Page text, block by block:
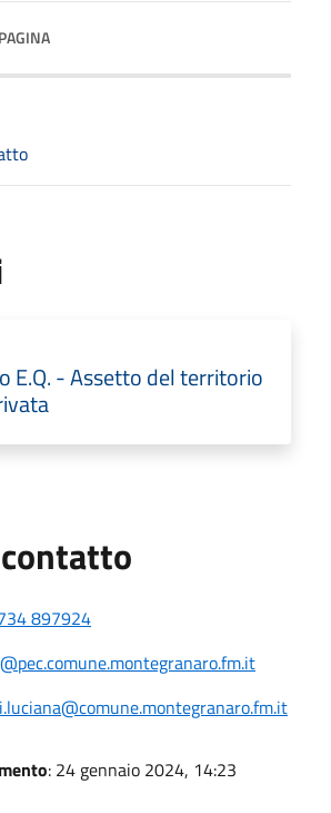
E.Q. - Assetto del territorio
897924
: 24 gennaio 2024, 14:23